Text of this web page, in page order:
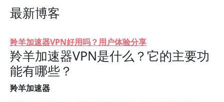
最新博客
羚羊加速器VPN好用吗？用户体验分享
羚羊加速器VPN是什么？它的主要功
能有哪些？
羚羊加速器